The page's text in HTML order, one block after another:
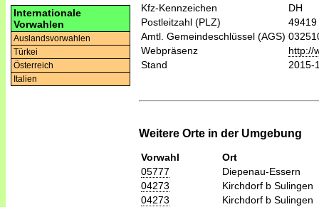
Internationale
Vorwahlen
Auslandsvorwahlen
Türkei
Österreich
Italien
Kfz-Kennzeichen
DH
Postleitzahl (PLZ)
49419
Amtl. Gemeindeschlüssel (AGS)
Webpräsenz
http://
Stand
2015-
Weitere Orte in der Umgebung
Vorwahl
Ort
05777
Diepenau-Essern
04273
Kirchdorf b Sulingen
04273
Kirchdorf b Sulingen